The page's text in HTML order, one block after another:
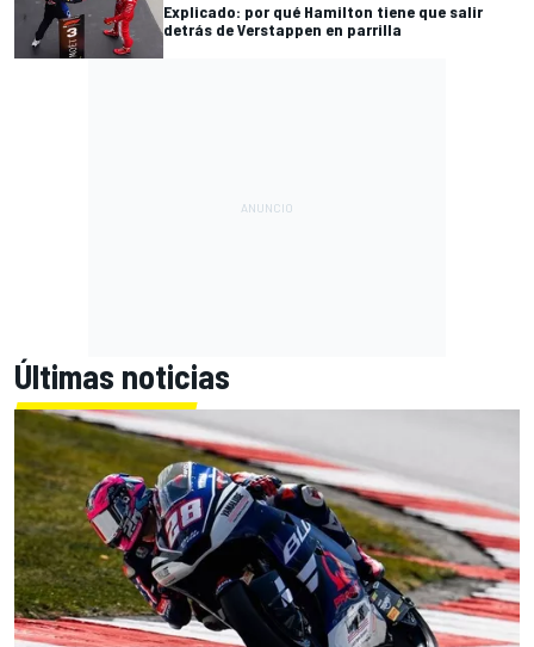
Explicado: por qué Hamilton tiene que salir
detrás de Verstappen en parrilla
Últimas noticias